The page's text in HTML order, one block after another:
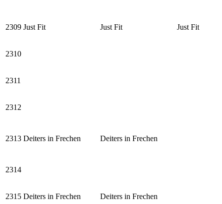
2309 Just Fit Just Fit Just Fit
2310
2311
2312
2313 Deiters in Frechen Deiters in Frechen
2314
2315 Deiters in Frechen Deiters in Frechen